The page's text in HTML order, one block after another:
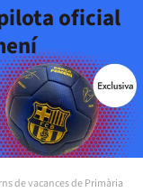
oficial
de vacances de Primària